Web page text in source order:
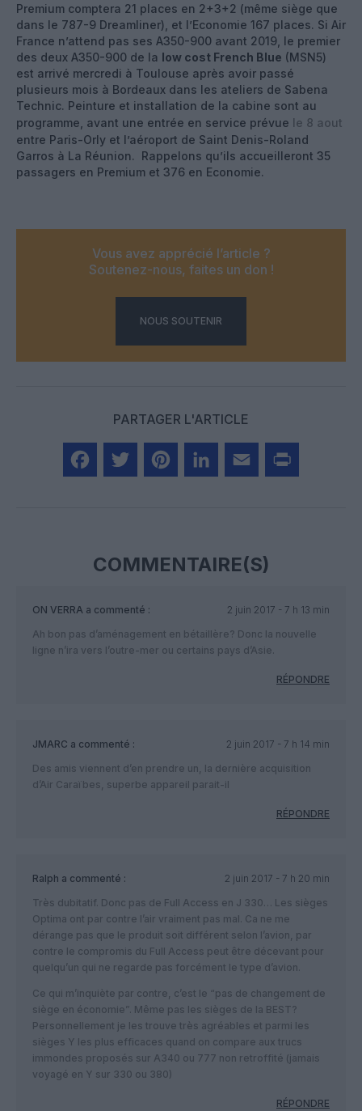
Premium comptera 21 places en 2+3+2 (même siège que
dans le 787-9 Dreamliner), et l’Economie 167 places. Si Air
France n’attend pas ses A350-900 avant 2019, le premier
des deux A350-900 de la low cost French Blue (MSN5)
est arrivé mercredi à Toulouse après avoir passé
plusieurs mois à Bordeaux dans les ateliers de Sabena
Technic. Peinture et installation de la cabine sont au
programme, avant une entrée en service prévue le 8 aout
entre Paris-Orly et l’aéroport de Saint Denis-Roland
Garros à La Réunion. Rappelons qu’ils accueilleront 35
passagers en Premium et 376 en Economie.
Vous avez apprécié l’article ?
Soutenez-nous, faites un don !
NOUS SOUTENIR
PARTAGER L'ARTICLE
COMMENTAIRE(S)
ON VERRA a commenté :
2 juin 2017 - 7 h 13 min
Ah bon pas d’aménagement en bétaillère? Donc la nouvelle
ligne n’ira vers l’outre-mer ou certains pays d’Asie.
RÉPONDRE
JMARC a commenté :
2 juin 2017 - 7 h 14 min
Des amis viennent d’en prendre un, la dernière acquisition
d’Air Caraïbes, superbe appareil parait-il
RÉPONDRE
Ralph a commenté :
2 juin 2017 - 7 h 20 min
Très dubitatif. Donc pas de Full Access en J 330… Les sièges
Optima ont par contre l’air vraiment pas mal. Ca ne me
dérange pas que le produit soit différent selon l’avion, par
contre le compromis du Full Access peut être décevant pour
quelqu’un qui ne regarde pas forcément le type d’avion.
Ce qui m’inquiète par contre, c’est le “pas de changement de
siège en économie”. Même pas les sièges de la BEST?
Personnellement je les trouve très agréables et parmi les
sièges Y les plus efficaces quand on compare aux trucs
immondes proposés sur A340 ou 777 non retroffité (jamais
voyagé en Y sur 330 ou 380)
RÉPONDRE